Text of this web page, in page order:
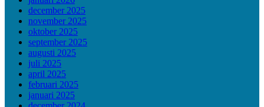
december 2025
november 2025
oktober 2025
september 2025
augusti 2025
juli 2025
april 2025
februari 2025
januari 2025